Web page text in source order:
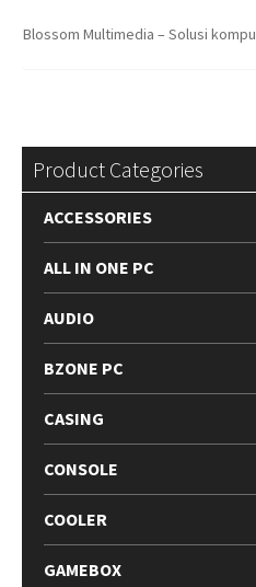
Blossom Multimedia – Solusi
Product Categories
ACCESSORIES
ALL IN ONE PC
AUDIO
BZONE PC
CASING
CONSOLE
COOLER
GAMEBOX